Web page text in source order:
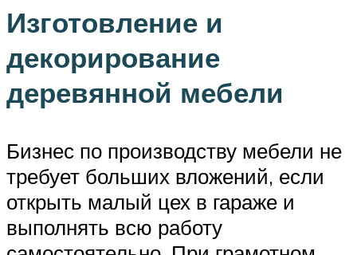
Изготовление и
декорирование
деревянной мебели
Бизнес по производству мебели не
требует больших вложений, если
открыть малый цех в гараже и
выполнять всю работу